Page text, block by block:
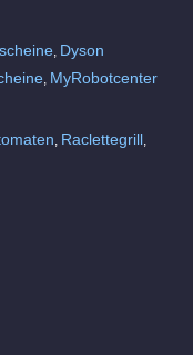
Dyson
MyRobotcenter
Raclettegrill